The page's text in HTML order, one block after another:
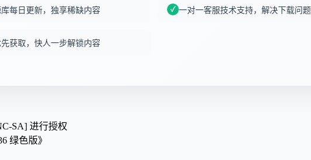
每日更新，独享稀缺内容 一对一客服技术支持，解决下载问题
获取，快人一步解锁内容
SA] 进行授权
绿色版》